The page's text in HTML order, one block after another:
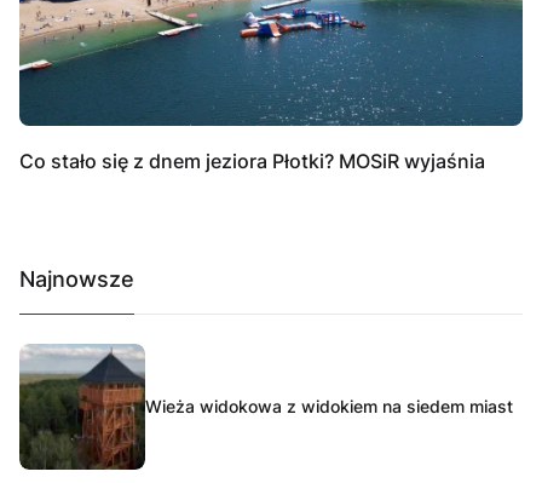
Co stało się z dnem jeziora Płotki? MOSiR wyjaśnia
Najnowsze
Wieża widokowa z widokiem na siedem miast